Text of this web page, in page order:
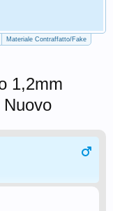
Materiale Contraffatto/Fake
1,2mm